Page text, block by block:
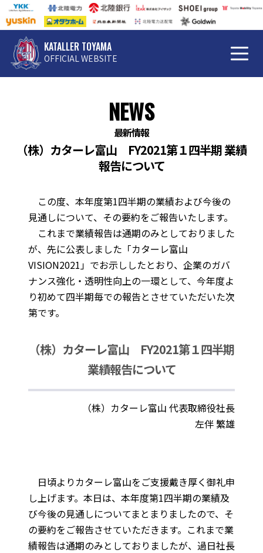
KATALLER TOYAMA
OFFICIAL WEBSITE
NEWS
最新情報
（株）カターレ富山 FY2021第１四半期 業績
報告について
この度、本年度第1四半期の業績および今後の
見通しについて、その要約をご報告いたします。
これまで業績報告は通期のみとしておりました
が、先に公表しました「カターレ富山
VISION2021」でお示ししたとおり、企業のガバ
ナンス強化・透明性向上の一環として、今年度よ
り初めて四半期毎での報告とさせていただいた次
第です。
（株）カターレ富山 FY2021第１四半期
業績報告について
（株）カターレ富山 代表取締役社長
左伴 繁雄
日頃よりカターレ富山をご支援戴き厚く御礼申
し上げます。本日は、本年度第1四半期の業績及
び今後の見通しについてまとまりましたので、そ
の要約をご報告させていただきます。これまで業
績報告は通期のみとしておりましたが、過日社長